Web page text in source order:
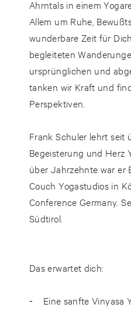
Ahrntals in einem
Allem um Ruhe,
wunderbare Zeit für
begleiteten
ursprünglichen und
tanken wir Kraft und
Perspektiven.
Frank Schuler lehrt seit
Begeisterung und Herz
über Jahrzehnte war er
Couch Yogastudios in
Conference Germany.
Südtirol.
Das erwartet dich:
⁃ Eine sanfte Vinyasa